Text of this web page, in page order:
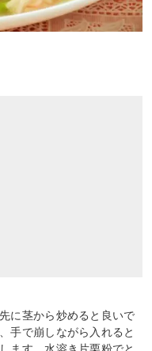
に茎から炒めると良いで
手で崩しながら入れると